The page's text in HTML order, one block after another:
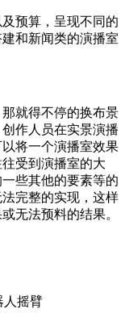
预算，呈现不同的
和新闻类的演播室
就得不停的换布景
作人员在实景演播
将一个演播室效果
受到演播室的大
些其他的要素等的
完整的实现，这样
无法预料的结果。
人摇臂